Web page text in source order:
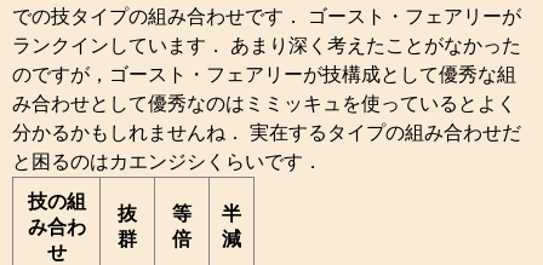
での技タイプの組み合わせです． ゴースト・フェアリーが
ランクインしています． あまり深く考えたことがなかった
のですが，ゴースト・フェアリーが技構成として優秀な組
み合わせとして優秀なのはミミッキュを使っているとよく
分かるかもしれませんね． 実在するタイプの組み合わせだ
と困るのはカエンジシくらいです．
技の組
み合わ
せ
抜
群
等
倍
半
減